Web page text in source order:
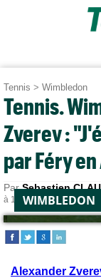
Tennis > Wimbledon
Tennis.
Zverev :
par Féry
ParSebastien
à 13:07.WIMBLEDON
Alexander